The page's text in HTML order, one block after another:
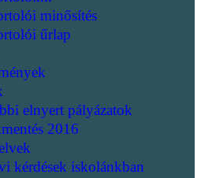
minősítés
űrlap
elnyert pályázatok
2016
kérdések iskolánkban